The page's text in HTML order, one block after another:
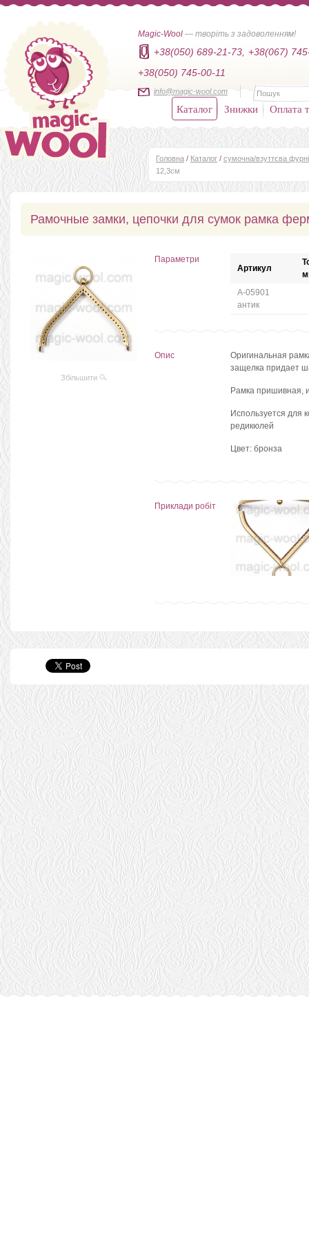
Magic-Wool — творіть з задоволенням!
+38(050) 689-21-73,
+38(067)
+38(050) 745-00-11
info@magic-wool.com
Каталог Знижки Оплата
Головна / Каталог / сумочна/взуттєва
12,3см
Рамочные замки, цепочки для сумок рамка
Збільшити
Параметри
Артикул
А-05901
антик
Опис Оригинальная
защелка придает
Рамка пришивная,
Используется для
редикюлей
Цвет: бронза
Приклади робіт